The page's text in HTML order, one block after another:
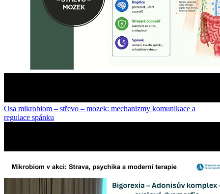
Osa mikrobiom – střevo – mozek: mechanizmy komunikace a
regulace spánku